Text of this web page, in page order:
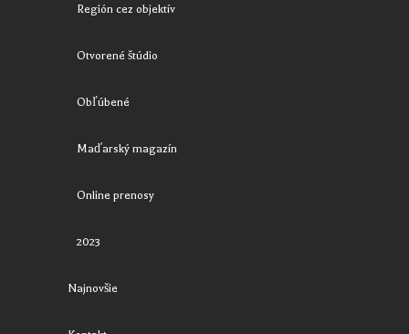
Región cez objektív
Otvorené štúdio
Obľúbené
Maďarský magazín
Online prenosy
2023
Najnovšie